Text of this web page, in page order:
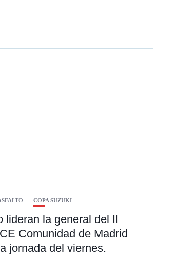
COPA SUZUKI
lideran la general del II
Comunidad de Madrid
jornada del viernes.